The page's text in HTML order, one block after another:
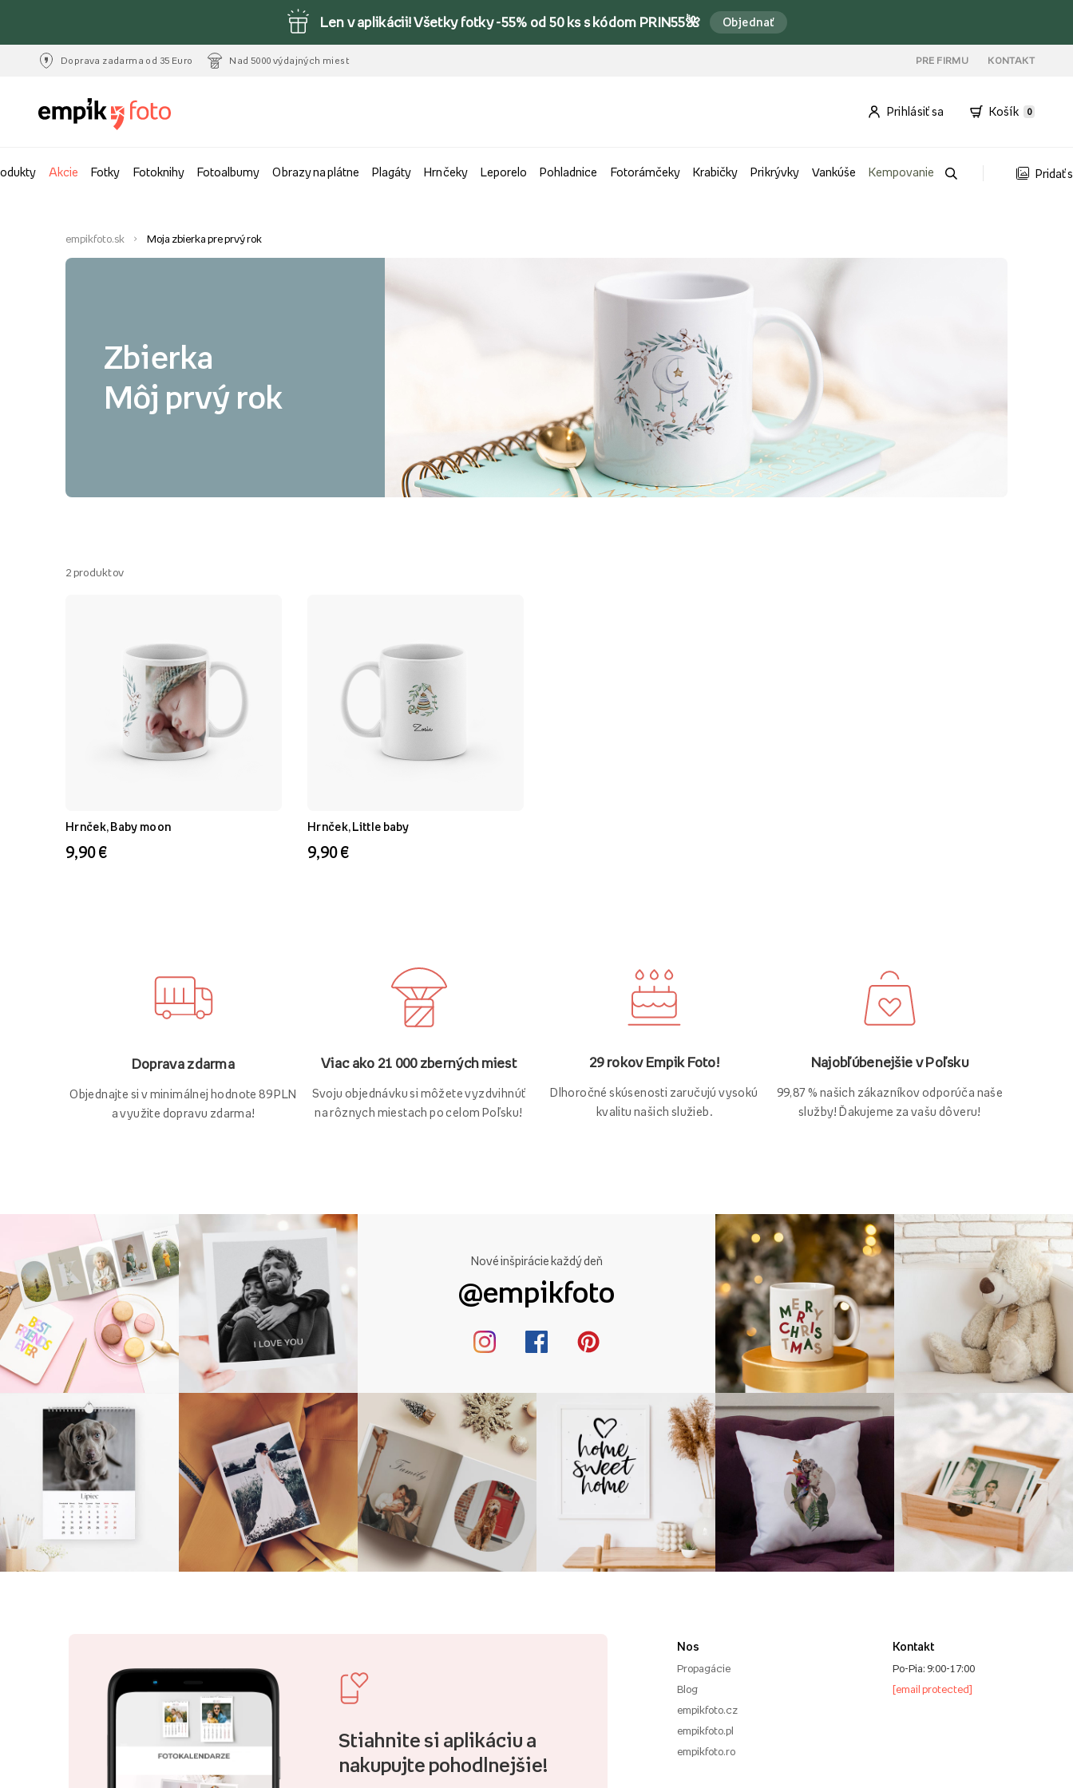
Len v aplikácii! Všetky fotky -55% od 50 ks s kódom PRIN55🌺 Objednať
Doprava zadarma od 35 Euro Nad 5000 výdajných miest PRE FIRMU KONTAKT
Prihlásiť sa Košík 0
Akcie Fotky Fotoknihy Fotoalbumy Obrazy na plátne Plagáty Hrnčeky Leporelo Pohladnice Fotorámčeky Krabičky Prikrývky Vankúše Kempovanie Pridať
empikfoto.sk Moja zbierka pre prvý rok
Zbierka
Môj prvý rok
2 produktov
Hrnček, Baby moon
9,90 €
Hrnček, Little baby
9,90 €
Doprava zdarma
Objednajte si v minimálnej hodnote 89 PLN
a využite dopravu zdarma!
Viac ako 21 000 zberných miest
Svoju objednávku si môžete vyzdvihnúť
na rôznych miestach po celom Poľsku!
29 rokov Empik Foto!
Dlhoročné skúsenosti zaručujú vysokú
kvalitu našich služieb.
Najobľúbenejšie v Poľsku
99,87 % našich zákazníkov odporúča naše
služby! Ďakujeme za vašu dôveru!
Nové inšpirácie každý deň
@empikfoto
Stiahnite si aplikáciu a
nakupujte pohodlnejšie!
Nos
Propagácie
Blog
empikfoto.cz
empikfoto.pl
empikfoto.ro
Kontakt
Po-Pia: 9:00-17:00
[email protected]